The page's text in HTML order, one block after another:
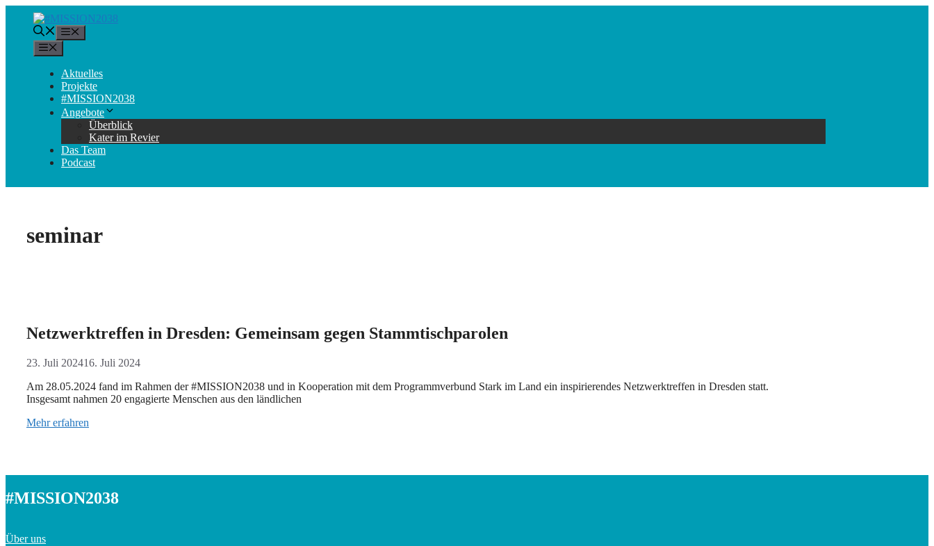
springen
Aktuelles
Projekte
#MISSION2038
Angebote
Überblick
Kater im Revier
Das Team
Podcast
seminar
Netzwerktreffen in Dresden: Gemeinsam gegen Stammtischparolen
23. Juli 202416. Juli 2024
Am 28.05.2024 fand im Rahmen der #MISSION2038 und in Kooperation mit dem Programmverbund Stark im Land ein inspirierendes Netzwerktreffen in Dresden statt.
Insgesamt nahmen 20 engagierte Menschen aus den ländlichen
Mehr erfahren
#MISSION2038
Über uns